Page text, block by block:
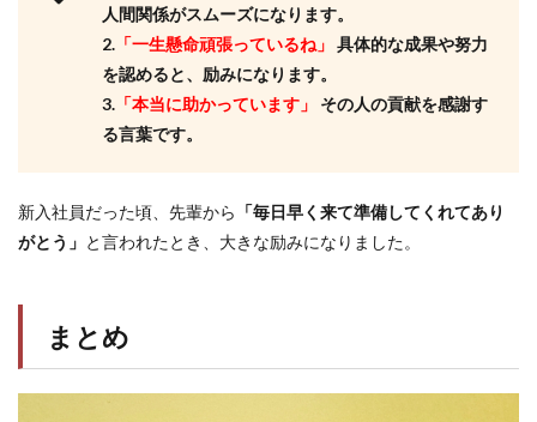
人間関係がスムーズになります。
2. 「一生懸命頑張っているね」 具体的な成果や努力
を認めると、励みになります。
3. 「本当に助かっています」
その人の貢献を感謝す
る言葉です。
新入社員だった頃、先輩から 「毎日早く来て準備してくれてあり
がとう」 と言われたとき、大きな励みになりました。
まとめ